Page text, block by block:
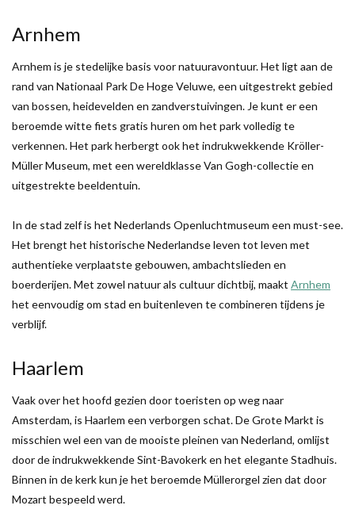
Arnhem
Arnhem is je stedelijke basis voor natuuravontuur. Het ligt aan de
rand van Nationaal Park De Hoge Veluwe, een uitgestrekt gebied
van bossen, heidevelden en zandverstuivingen. Je kunt er een
beroemde witte fiets gratis huren om het park volledig te
verkennen. Het park herbergt ook het indrukwekkende Kröller-
Müller Museum, met een wereldklasse Van Gogh-collectie en
uitgestrekte beeldentuin.
In de stad zelf is het Nederlands Openluchtmuseum een must-see.
Het brengt het historische Nederlandse leven tot leven met
authentieke verplaatste gebouwen, ambachtslieden en
boerderijen. Met zowel natuur als cultuur dichtbij, maakt Arnhem
het eenvoudig om stad en buitenleven te combineren tijdens je
verblijf.
Haarlem
Vaak over het hoofd gezien door toeristen op weg naar
Amsterdam, is Haarlem een verborgen schat. De Grote Markt is
misschien wel een van de mooiste pleinen van Nederland, omlijst
door de indrukwekkende Sint-Bavokerk en het elegante Stadhuis.
Binnen in de kerk kun je het beroemde Müllerorgel zien dat door
Mozart bespeeld werd.